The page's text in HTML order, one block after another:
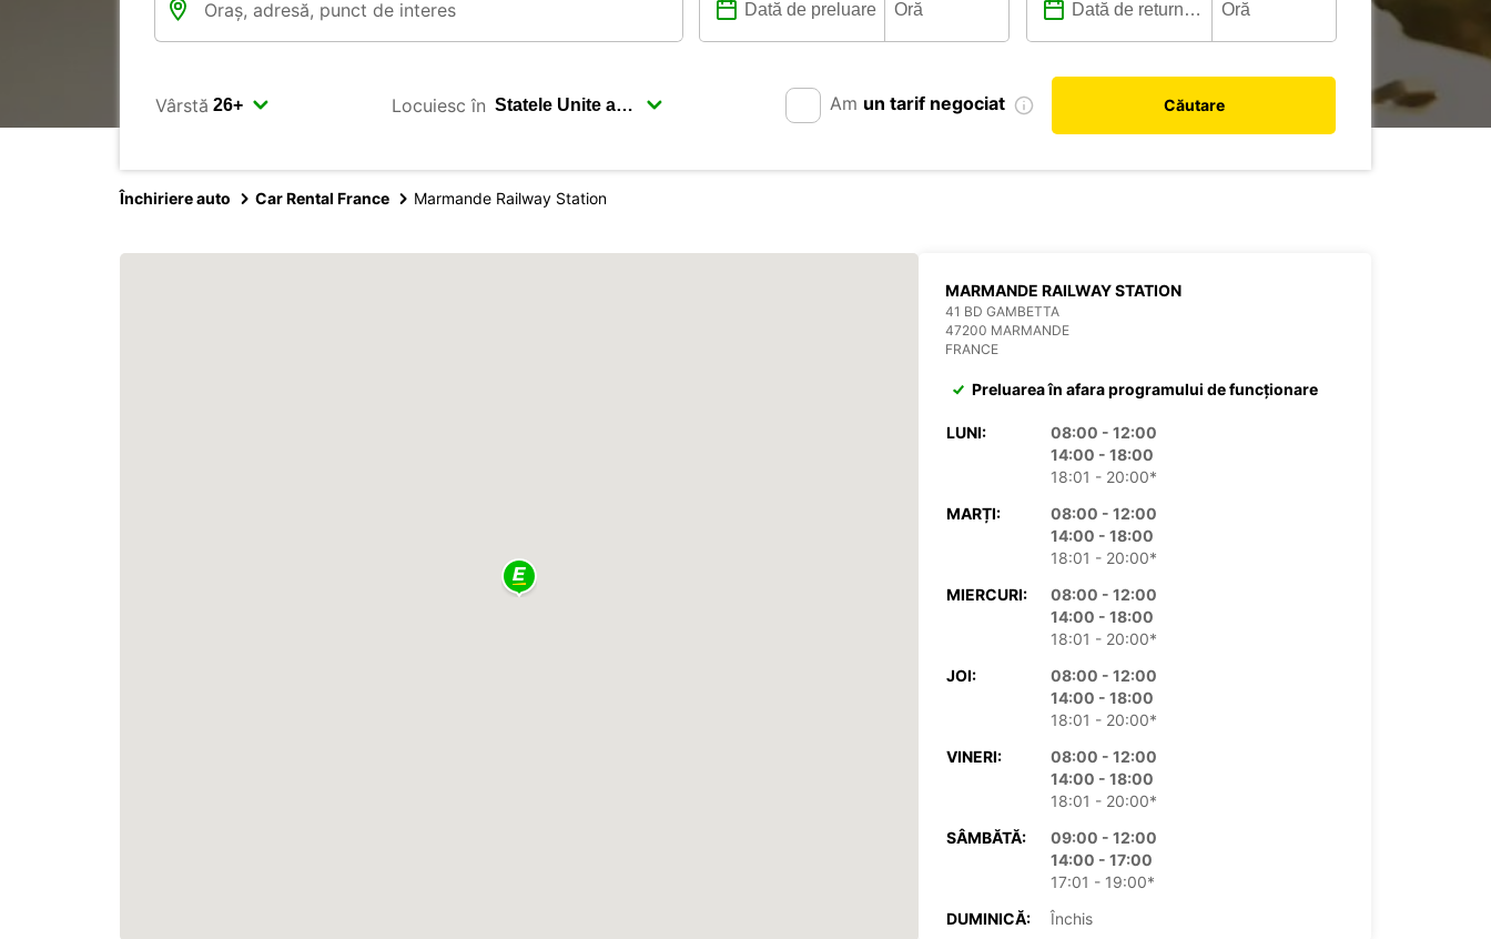
Vârstă Locuiesc în Am un tarif negociat Căutare
Închiriere auto Car Rental France Marmande Railway Station
MARMANDE RAILWAY STATION
41 BD GAMBETTA
47200 MARMANDE
FRANCE
Preluarea în afara programului de funcționare
LUNI:
08:00 - 12:00
14:00 - 18:00
18:01 - 20:00*
MARȚI:
08:00 - 12:00
14:00 - 18:00
18:01 - 20:00*
MIERCURI:
08:00 - 12:00
14:00 - 18:00
18:01 - 20:00*
JOI:
08:00 - 12:00
14:00 - 18:00
18:01 - 20:00*
VINERI:
08:00 - 12:00
14:00 - 18:00
18:01 - 20:00*
SÂMBĂTĂ:
09:00 - 12:00
14:00 - 17:00
17:01 - 19:00*
DUMINICĂ:
Închis